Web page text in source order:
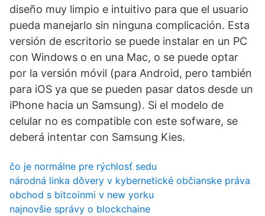
diseño muy limpio e intuitivo para que el usuario
pueda manejarlo sin ninguna complicación. Esta
versión de escritorio se puede instalar en un PC
con Windows o en una Mac, o se puede optar
por la versión móvil (para Android, pero también
para iOS ya que se pueden pasar datos desde un
iPhone hacia un Samsung). Si el modelo de
celular no es compatible con este sofware, se
deberá intentar con Samsung Kies.
čo je normálne pre rýchlosť sedu
národná linka dôvery v kybernetické občianske práva
obchod s bitcoinmi v new yorku
najnovšie správy o blockchaine